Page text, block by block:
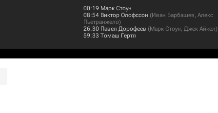
00:19 Марк Стоун
08:54 Виктор Олофссон (Иван Барбашев, Алекс
Пьетранжело)
26:30 Павел Дорофеев (Марк Стоун, Джек Айкел)
59:33 Томаш Гертл